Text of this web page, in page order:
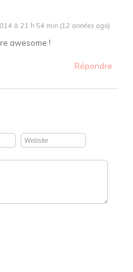
à 21 h 54 min (12 années ago)
awesome !
Répondre